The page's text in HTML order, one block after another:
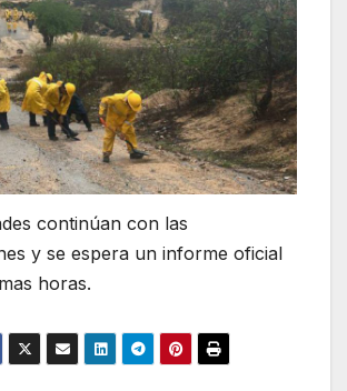
continúan con las
y se espera un informe oficial
horas.